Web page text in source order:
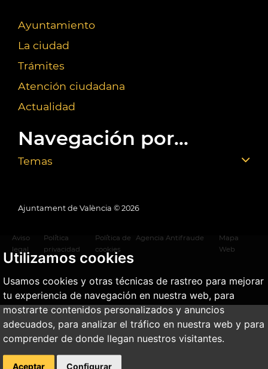
Utilizamos cookies
Usamos cookies y otras técnicas de rastreo para mejorar
tu experiencia de navegación en nuestra web, para
mostrarte contenidos personalizados y anuncios
adecuados, para analizar el tráfico en nuestra web y para
comprender de donde llegan nuestros visitantes.
Aceptar Configurar
Ayuntamiento
La ciudad
Trámites
Atención ciudadana
Actualidad
Navegación por...
Temas
Ajuntament de València © 2026
Aviso
legal
Política
privacidad
Política de
cookies
Agencia Antifraude
Mapa
Web